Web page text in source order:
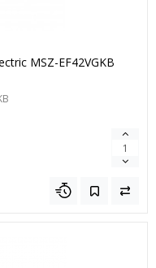
MSZ-EF42VGKB